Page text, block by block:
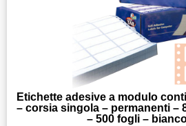
Etichette adesive a modulo
– corsia singola – permanenti –
– 500 fogli –